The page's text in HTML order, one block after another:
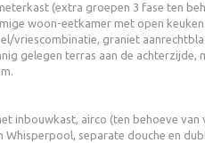
(extra groepen 3 fase ten
woon-eetkamer met open
vriescombinatie, graniet
gelegen terras aan de
inbouwkast, airco (ten behoeve van
separate douche en